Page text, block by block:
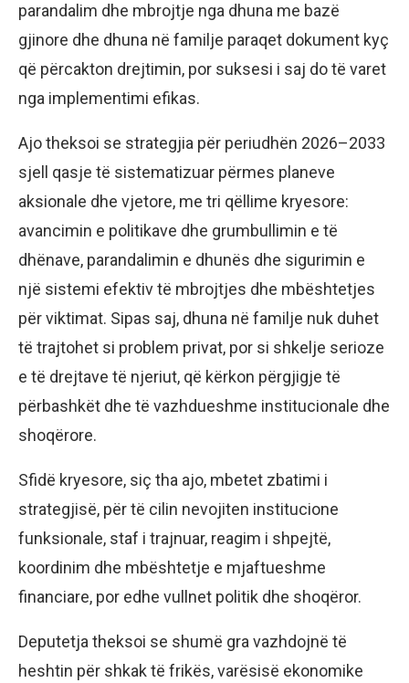
parandalim dhe mbrojtje nga dhuna me bazë
gjinore dhe dhuna në familje paraqet dokument kyç
që përcakton drejtimin, por suksesi i saj do të varet
nga implementimi efikas.
Ajo theksoi se strategjia për periudhën 2026–2033
sjell qasje të sistematizuar përmes planeve
aksionale dhe vjetore, me tri qëllime kryesore:
avancimin e politikave dhe grumbullimin e të
dhënave, parandalimin e dhunës dhe sigurimin e
një sistemi efektiv të mbrojtjes dhe mbështetjes
për viktimat. Sipas saj, dhuna në familje nuk duhet
të trajtohet si problem privat, por si shkelje serioze
e të drejtave të njeriut, që kërkon përgjigje të
përbashkët dhe të vazhdueshme institucionale dhe
shoqërore.
Sfidë kryesore, siç tha ajo, mbetet zbatimi i
strategjisë, për të cilin nevojiten institucione
funksionale, staf i trajnuar, reagim i shpejtë,
koordinim dhe mbështetje e mjaftueshme
financiare, por edhe vullnet politik dhe shoqëror.
Deputetja theksoi se shumë gra vazhdojnë të
heshtin për shkak të frikës, varësisë ekonomike